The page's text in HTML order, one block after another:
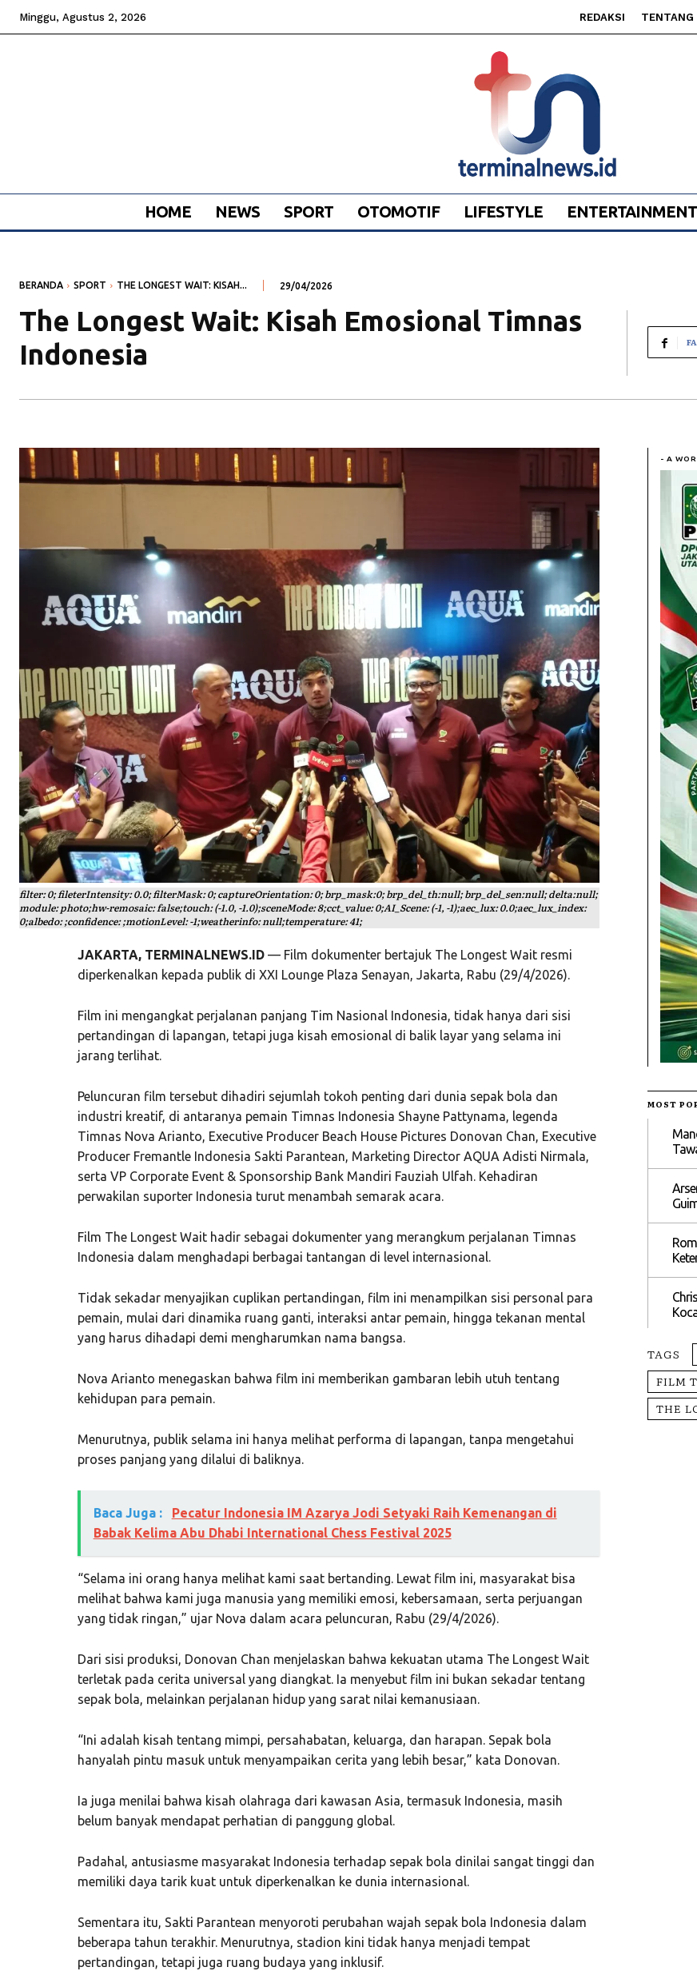
Minggu, Agustus 2, 2026 REDAKSI TENTANG
HOME NEWS SPORT OTOMOTIF LIFESTYLE ENTERTAINMENT
BERANDA SPORT THE LONGEST WAIT: KISAH... 29/04/2026
The Longest Wait: Kisah Emosional Timnas
Indonesia
filter: 0; fileterIntensity: 0.0; filterMask: 0; captureOrientation: 0; brp_mask:0; brp_del_th:null; brp_del_sen:null; delta:null;
module: photo;hw-remosaic: false;touch: (-1.0, -1.0);sceneMode: 8;cct_value: 0;AI_Scene: (-1, -1);aec_lux: 0.0;aec_lux_index:
0;albedo: ;confidence: ;motionLevel: -1;weatherinfo: null;temperature: 41;
JAKARTA, TERMINALNEWS.ID— Film dokumenter bertajuk The Longest Wait resmi
diperkenalkan kepada publik di XXI Lounge Plaza Senayan, Jakarta, Rabu (29/4/2026).
Film ini mengangkat perjalanan panjang Tim Nasional Indonesia, tidak hanya dari sisi
pertandingan di lapangan, tetapi juga kisah emosional di balik layar yang selama ini
jarang terlihat.
Peluncuran film tersebut dihadiri sejumlah tokoh penting dari dunia sepak bola dan
industri kreatif, di antaranya pemain Timnas Indonesia Shayne Pattynama, legenda
Timnas Nova Arianto, Executive Producer Beach House Pictures Donovan Chan, Executive
Producer Fremantle Indonesia Sakti Parantean, Marketing Director AQUA Adisti Nirmala,
serta VP Corporate Event & Sponsorship Bank Mandiri Fauziah Ulfah. Kehadiran
perwakilan suporter Indonesia turut menambah semarak acara.
Film The Longest Wait hadir sebagai dokumenter yang merangkum perjalanan Timnas
Indonesia dalam menghadapi berbagai tantangan di level internasional.
Tidak sekadar menyajikan cuplikan pertandingan, film ini menampilkan sisi personal para
pemain, mulai dari dinamika ruang ganti, interaksi antar pemain, hingga tekanan mental
yang harus dihadapi demi mengharumkan nama bangsa.
Nova Arianto menegaskan bahwa film ini memberikan gambaran lebih utuh tentang
kehidupan para pemain.
Menurutnya, publik selama ini hanya melihat performa di lapangan, tanpa mengetahui
proses panjang yang dilalui di baliknya.
Baca Juga :
Pecatur Indonesia IM Azarya Jodi Setyaki Raih Kemenangan di
Babak Kelima Abu Dhabi International Chess Festival 2025
“Selama ini orang hanya melihat kami saat bertanding. Lewat film ini, masyarakat bisa
melihat bahwa kami juga manusia yang memiliki emosi, kebersamaan, serta perjuangan
yang tidak ringan,” ujar Nova dalam acara peluncuran, Rabu (29/4/2026).
Dari sisi produksi, Donovan Chan menjelaskan bahwa kekuatan utama The Longest Wait
terletak pada cerita universal yang diangkat. Ia menyebut film ini bukan sekadar tentang
sepak bola, melainkan perjalanan hidup yang sarat nilai kemanusiaan.
“Ini adalah kisah tentang mimpi, persahabatan, keluarga, dan harapan. Sepak bola
hanyalah pintu masuk untuk menyampaikan cerita yang lebih besar,” kata Donovan.
Ia juga menilai bahwa kisah olahraga dari kawasan Asia, termasuk Indonesia, masih
belum banyak mendapat perhatian di panggung global.
Padahal, antusiasme masyarakat Indonesia terhadap sepak bola dinilai sangat tinggi dan
memiliki daya tarik kuat untuk diperkenalkan ke dunia internasional.
Sementara itu, Sakti Parantean menyoroti perubahan wajah sepak bola Indonesia dalam
beberapa tahun terakhir. Menurutnya, stadion kini tidak hanya menjadi tempat
pertandingan, tetapi juga ruang budaya yang inklusif.
- A
MOST
TAGS
FILM
THE